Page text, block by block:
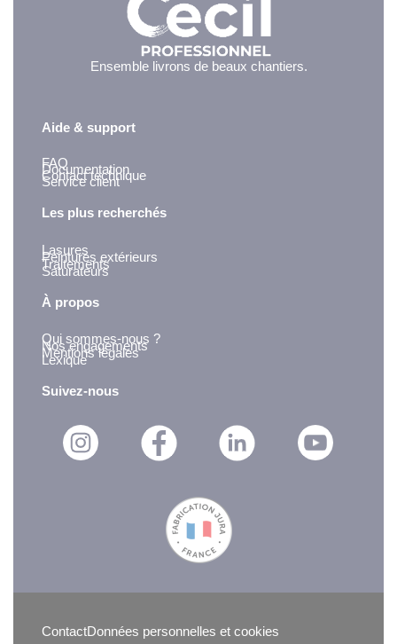
Ensemble livrons de beaux chantiers.
Aide & support
FAQ
Documentation
Contact technique
Service client
Les plus recherchés
Lasures
Peintures extérieurs
Traitements
Saturateurs
À propos
Qui sommes-nous ?
Nos engagements
Mentions légales
Lexique
Suivez-nous
ContactDonnées personnelles et cookies